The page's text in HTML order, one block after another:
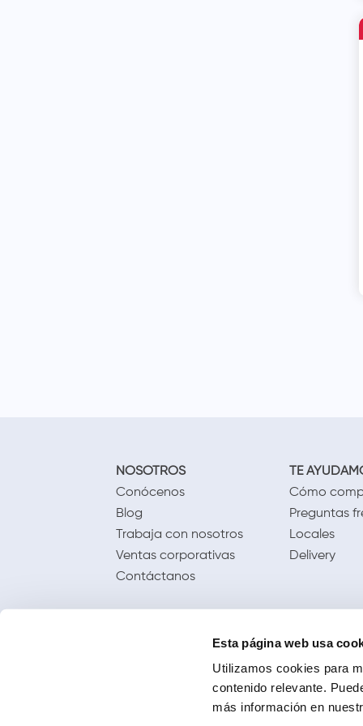
Esta página web usa
Utilizamos cookies para
contenido relevante.
más información en
NOSOTROS
Conócenos
Blog
Trabaja con nosotros
Ventas corporativas
Contáctanos
TE
Cómo
Preguntas
Locales
Delivery